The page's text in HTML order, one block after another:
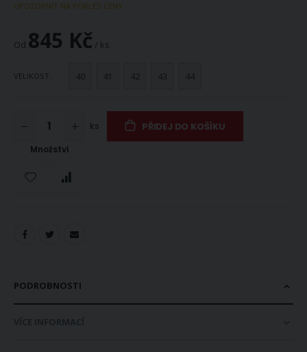
UPOZORNIT NA POKLES CENY
Od 845 Kč / ks
VELIKOST
Množství
ks PŘIDEJ DO KOŠÍKU
PODROBNOSTI